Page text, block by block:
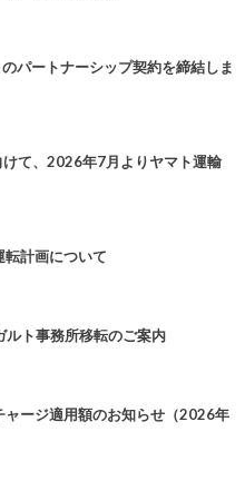
パートナーシップ契約を締結しま
けて、2026年7月よりヤマト運輸
転計画について
ルト事務所移転のご案内
ージ適用額のお知らせ（2026年